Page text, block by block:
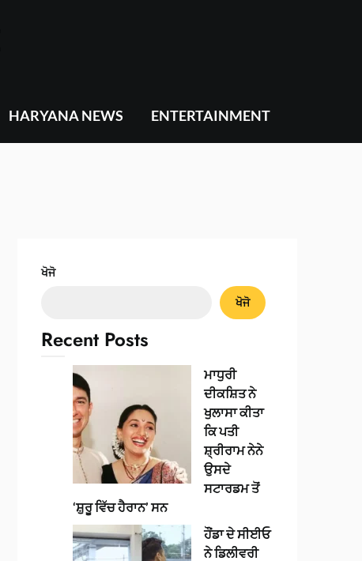
HARYANA NEWS ENTERTAINMENT
ਖੋਜੋ
ਖੋਜੋ
Recent Posts
ਮਾਧੁਰੀ
ਦੀਕਸ਼ਿਤ ਨੇ
ਖੁਲਾਸਾ ਕੀਤਾ
ਕਿ ਪਤੀ
ਸ਼੍ਰੀਰਾਮ ਨੇਨੇ
ਉਸਦੇ
ਸਟਾਰਡਮ ਤੋਂ
‘ਸ਼ੁਰੂ ਵਿੱਚ ਹੈਰਾਨ’ ਸਨ
ਹੌਂਡਾ ਦੇ ਸੀਈਓ
ਨੇ ਡਿਲੀਵਰੀ